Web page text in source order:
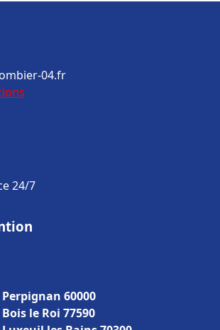
04.fr
24/7
60000
le Roi 77590